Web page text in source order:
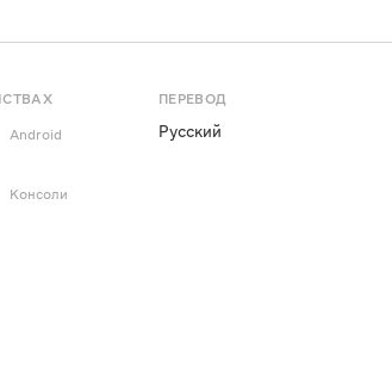
Android
Консоли
ПЕРЕВОД
Русский